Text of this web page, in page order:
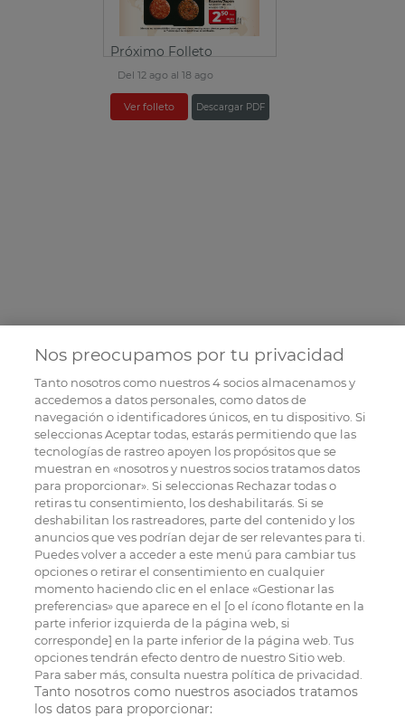
Próximo Folleto
Del 12 ago al 18 ago
Ver folleto Descargar PDF
Nos preocupamos por tu privacidad
Tanto nosotros como nuestros4socios almacenamos y
accedemos a datos personales, como datos de
navegación o identificadores únicos, en tu dispositivo. Si
seleccionas Aceptar todas, estarás permitiendo que las
tecnologías de rastreo apoyen los propósitos que se
muestran en «nosotros y nuestros socios tratamos datos
para proporcionar». Si seleccionas Rechazar todas o
retiras tu consentimiento, los deshabilitarás. Si se
deshabilitan los rastreadores, parte del contenido y los
anuncios que ves podrían dejar de ser relevantes para ti.
Puedes volver a acceder a este menú para cambiar tus
opciones o retirar el consentimiento en cualquier
momento haciendo clic en el enlace «Gestionar las
preferencias» que aparece en el [o el ícono flotante en la
parte inferior izquierda de la página web, si
corresponde] en la parte inferior de la página web. Tus
opciones tendrán efecto dentro de nuestro Sitio web.
Para saber más, consulta nuestra política de privacidad.
Tanto nosotros como nuestros asociados tratamos
los datos para proporcionar: